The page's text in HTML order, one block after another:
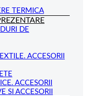
TERMICA
DE
ACCESORII
ACCESORII
SI ACCESORII